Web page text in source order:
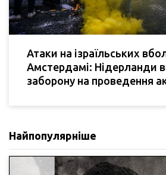
Атаки на ізраїльських
Амстердамі: Нідерланди
заборону на проведення
Найпопулярніше